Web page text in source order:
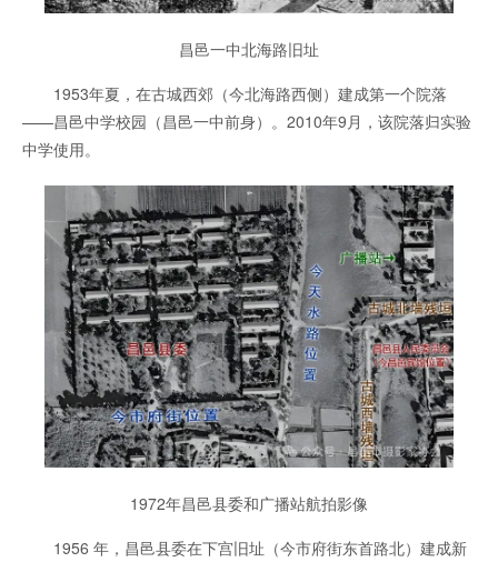
昌邑一中北海路旧址
1953年夏，在古城西郊（今北海路西侧）建成第一个院落
——昌邑中学校园（昌邑一中前身）。2010年9月，该院落归实验
中学使用。
1972年昌邑县委和广播站航拍影像
1956 年，昌邑县委在下宫旧址（今市府街东首路北）建成新